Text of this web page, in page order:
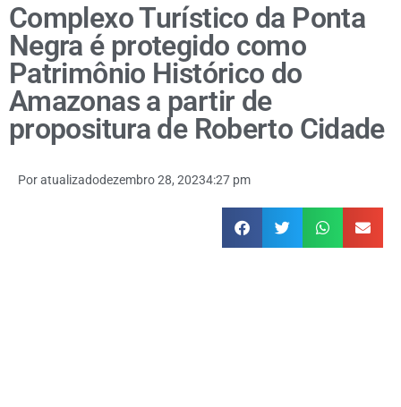
Complexo Turístico da Ponta
Negra é protegido como
Patrimônio Histórico do
Amazonas a partir de
propositura de Roberto Cidade
Poratualizadodezembro 28, 20234:27 pm